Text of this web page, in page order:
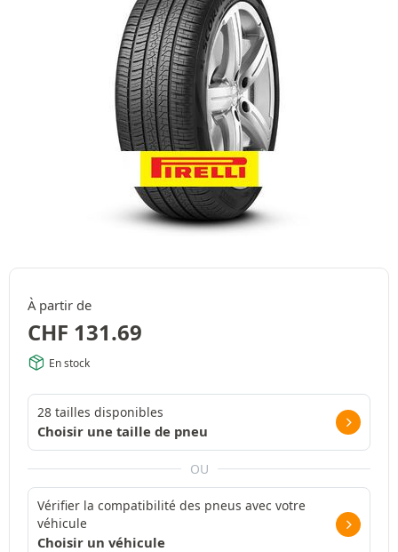
À partir de
CHF 131.69
En stock
28 tailles disponibles
Choisir une taille de pneu
OU
Vérifier la compatibilité des pneus avec votre
véhicule
Choisir un véhicule